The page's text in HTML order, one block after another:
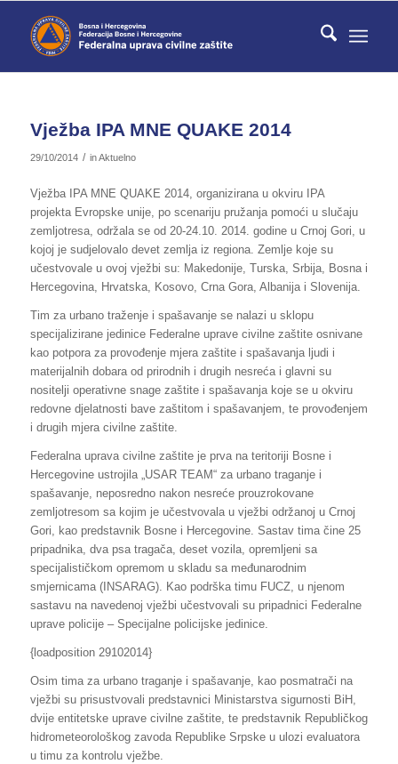
Vježba IPA MNE QUAKE 2014
29/10/2014 / inAktuelno
Vježba IPA MNE QUAKE 2014, organizirana u okviru IPA
projekta Evropske unije, po scenariju pružanja pomoći u slučaju
zemljotresa, održala se od 20-24.10. 2014. godine u Crnoj Gori, u
kojoj je sudjelovalo devet zemlja iz regiona. Zemlje koje su
učestvovale u ovoj vježbi su: Makedonije, Turska, Srbija, Bosna i
Hercegovina, Hrvatska, Kosovo, Crna Gora, Albanija i Slovenija.
Tim za urbano traženje i spašavanje se nalazi u sklopu
specijalizirane jedinice Federalne uprave civilne zaštite osnivane
kao potpora za provođenje mjera zaštite i spašavanja ljudi i
materijalnih dobara od prirodnih i drugih nesreća i glavni su
nositelji operativne snage zaštite i spašavanja koje se u okviru
redovne djelatnosti bave zaštitom i spašavanjem, te provođenjem
i drugih mjera civilne zaštite.
Federalna uprava civilne zaštite je prva na teritoriji Bosne i
Hercegovine ustrojila „USAR TEAM“ za urbano traganje i
spašavanje, neposredno nakon nesreće prouzrokovane
zemljotresom sa kojim je učestvovala u vježbi održanoj u Crnoj
Gori, kao predstavnik Bosne i Hercegovine. Sastav tima čine 25
pripadnika, dva psa tragača, deset vozila, opremljeni sa
specijalističkom opremom u skladu sa međunarodnim
smjernicama (INSARAG). Kao podrška timu FUCZ, u njenom
sastavu na navedenoj vježbi učestvovali su pripadnici Federalne
uprave policije – Specijalne policijske jedinice.
{loadposition 29102014}
Osim tima za urbano traganje i spašavanje, kao posmatrači na
vježbi su prisustvovali predstavnici Ministarstva sigurnosti BiH,
dvije entitetske uprave civilne zaštite, te predstavnik Republičkog
hidrometeorološkog zavoda Republike Srpske u ulozi evaluatora
u timu za kontrolu vježbe.